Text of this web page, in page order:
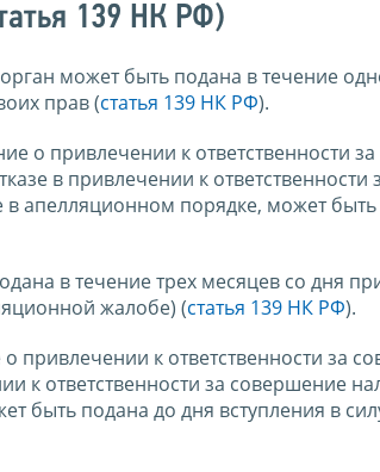
139 НК РФ)
может быть подана в течение
прав (статья 139 НК РФ).
о привлечении к ответственности
в привлечении к ответственности
апелляционном порядке, может быть
в течение трех месяцев со дня
жалобе) (статья 139 НК РФ).
привлечении к ответственности за
к ответственности за совершение
быть подана до дня вступления в